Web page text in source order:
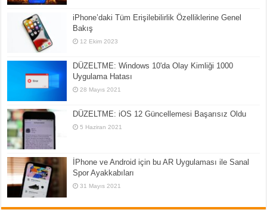
iPhone’daki Tüm Erişilebilirlik Özelliklerine Genel
Bakış
12 Ekim 2023
DÜZELTME: Windows 10'da Olay Kimliği 1000
Uygulama Hatası
28 Mayıs 2021
DÜZELTME: iOS 12 Güncellemesi Başarısız Oldu
5 Haziran 2021
İPhone ve Android için bu AR Uygulaması ile Sanal
Spor Ayakkabıları
31 Mayıs 2021